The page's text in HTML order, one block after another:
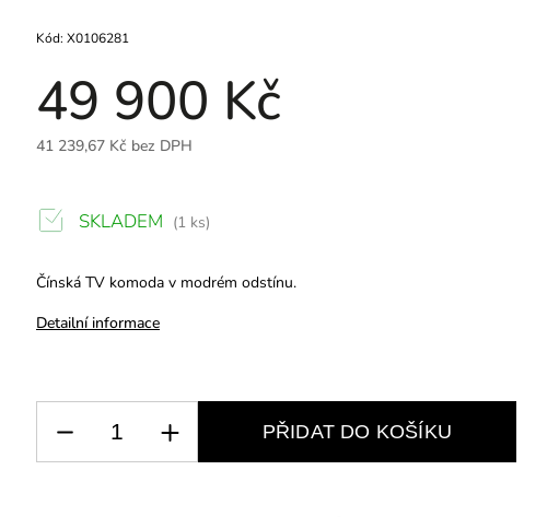
49 900 Kč
41 239,67 Kč bez DPH
Kód: X0106281
Čínská TV komoda v modrém odstínu.
Detailní informace
SKLADEM (1 ks)
PŘIDAT DO KOŠÍKU